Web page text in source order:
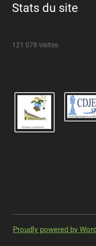
Stats du site
121 078 visites
Proudly powered by